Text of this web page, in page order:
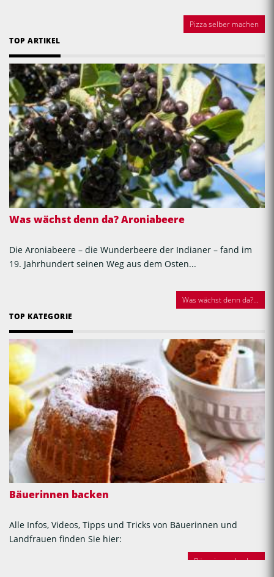
Pizza selber machen
TOP ARTIKEL
Was wächst denn da? Aroniabeere
Die Aroniabeere – die Wunderbeere der Indianer – fand im
19. Jahrhundert seinen Weg aus dem Osten...
Was wächst denn da?...
TOP KATEGORIE
Bäuerinnen backen
Alle Infos, Videos, Tipps und Tricks von Bäuerinnen und
Landfrauen finden Sie hier:
Bäuerinnen backen